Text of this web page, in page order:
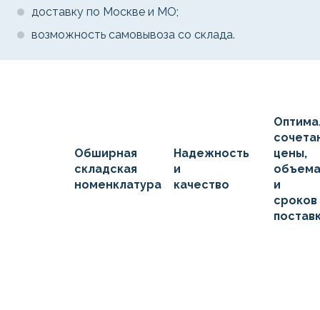
доставку по Москве и МО;
возможность самовывоза со склада.
Обширная
складская
номенклатура
Надежность
и
качество
цены,
объема
и
сроков